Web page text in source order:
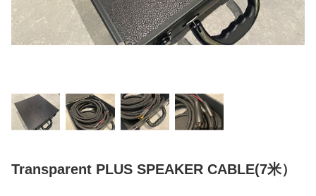
Transparent PLUS SPEAKER CABLE(7米）